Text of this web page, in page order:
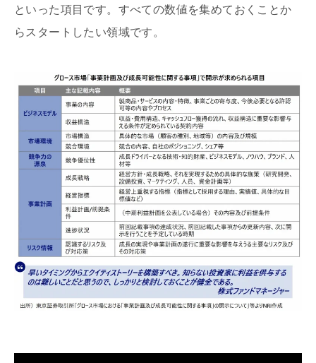
といった項目です。すべての数値を集めておくことか
らスタートしたい領域です。